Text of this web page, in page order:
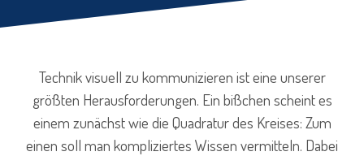
Technik visuell zu kommunizieren ist eine unserer
größten Herausforderungen. Ein bißchen scheint es
einem zunächst wie die Quadratur des Kreises: Zum
einen soll man kompliziertes Wissen vermitteln. Dabei